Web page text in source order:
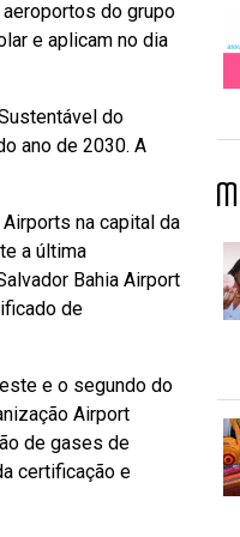
do grupo
e aplicam no dia
do
ano de 2030. A
na capital da
a última
Bahia Airport
de
e o segundo do
Airport
de gases de
certificação e